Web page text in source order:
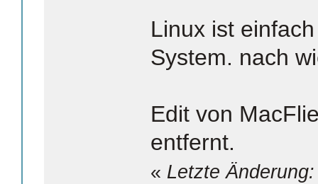
Linux ist
System. nach
Edit von
entfernt.
« Letzte